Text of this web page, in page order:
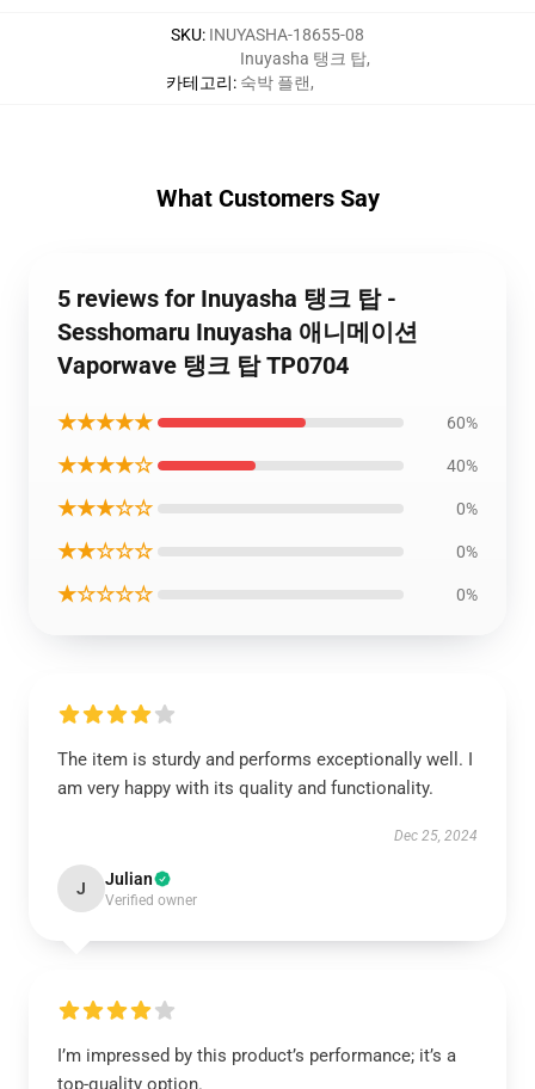
SKU: INUYASHA-18655-08
카테고리:
Inuyasha 탱크 탑,
숙박 플랜,
What Customers Say
5 reviews for Inuyasha 탱크 탑 -
Sesshomaru Inuyasha 애니메이션
Vaporwave 탱크 탑 TP0704
★★★★★ 60%
★★★★☆ 40%
★★★☆☆ 0%
★★☆☆☆ 0%
★☆☆☆☆ 0%
The item is sturdy and performs exceptionally well. I
am very happy with its quality and functionality.
Dec 25, 2024
J Julian
Verified owner
I’m impressed by this product’s performance; it’s a
top-quality option.